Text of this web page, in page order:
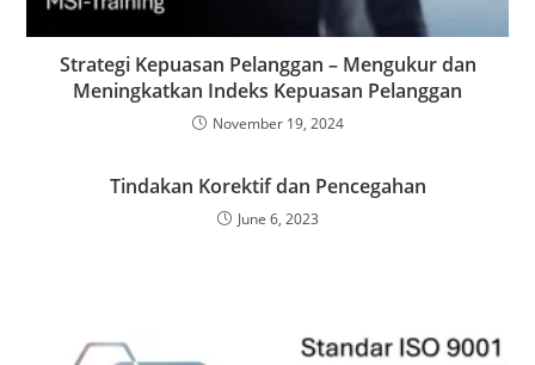
Strategi Kepuasan Pelanggan – Mengukur dan
Meningkatkan Indeks Kepuasan Pelanggan
November 19, 2024
Tindakan Korektif dan Pencegahan
June 6, 2023